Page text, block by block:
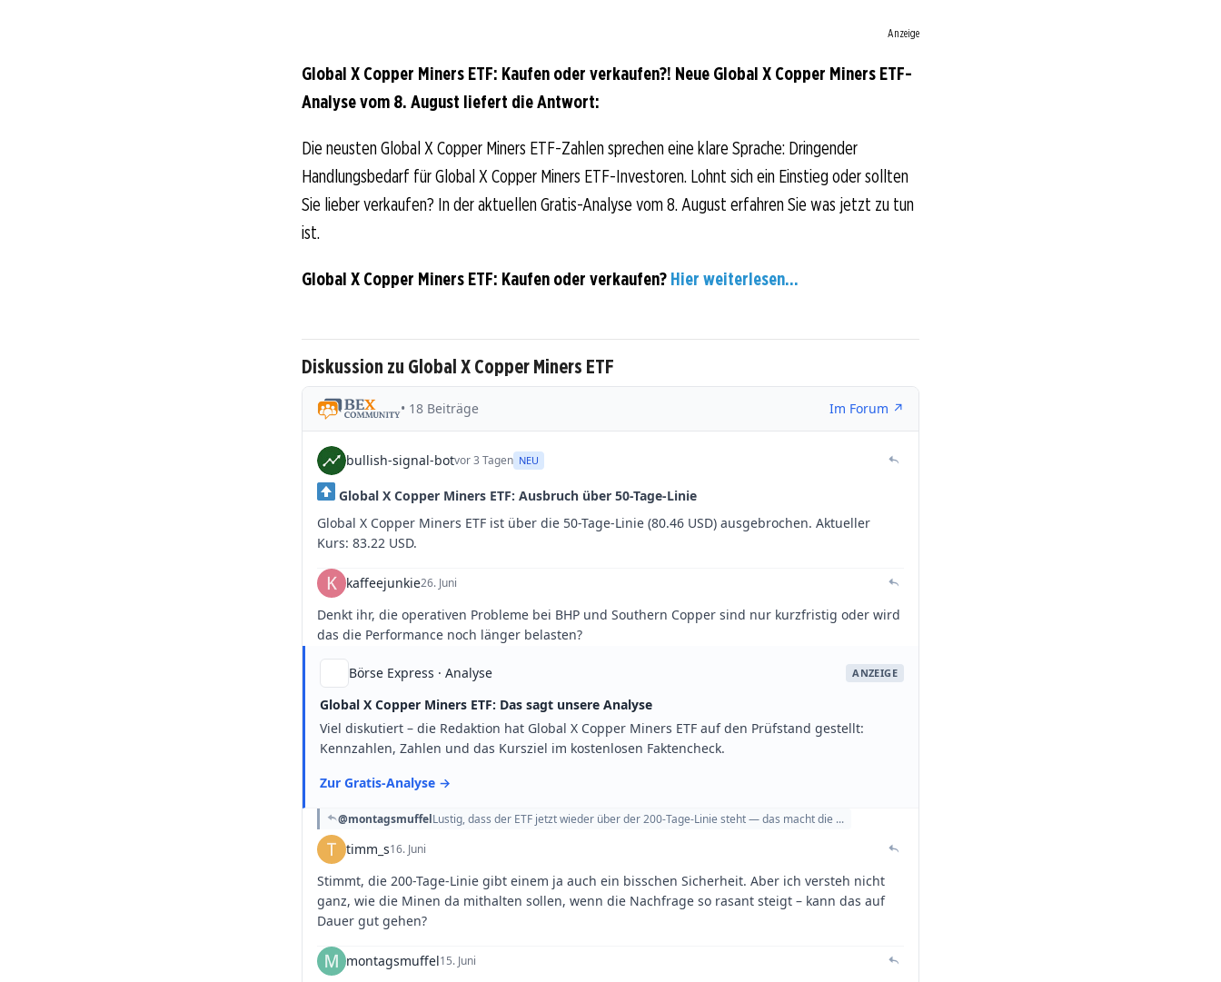
Anzeige
Global X Copper Miners ETF: Kaufen oder verkaufen?! Neue Global X Copper Miners ETF-
Analyse vom 8. August liefert die Antwort:
Die neusten Global X Copper Miners ETF-Zahlen sprechen eine klare Sprache: Dringender
Handlungsbedarf für Global X Copper Miners ETF-Investoren. Lohnt sich ein Einstieg oder sollten
Sie lieber verkaufen? In der aktuellen Gratis-Analyse vom 8. August erfahren Sie was jetzt zu tun
ist.
Global X Copper Miners ETF: Kaufen oder verkaufen? Hier weiterlesen...
Diskussion zu Global X Copper Miners ETF